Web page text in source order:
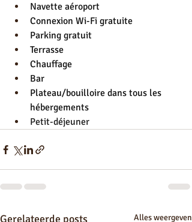
Navette aéroport
Connexion Wi-Fi gratuite
Parking gratuit
Terrasse
Chauffage
Bar
Plateau/bouilloire dans tous les
hébergements
Petit-déjeuner
Gerelateerde posts Alles weergeven